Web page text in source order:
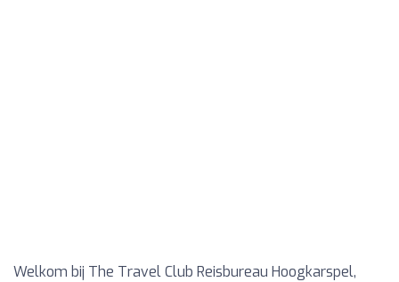
Welkom bij The Travel Club Reisbureau Hoogkarspel,